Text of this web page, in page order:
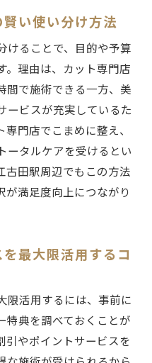
い使い分け方法
けることで、目的や予算
。理由は、カット専門店
間で施術できる一方、美
ービスが充実しているた
門店でこまめに整え、
ータルケアを受けるとい
古田駅周辺でもこの方法
が満足度向上につながり
最大限活用するコ
限活用するには、事前に
特典を調べておくことが
引やポイントサービスを